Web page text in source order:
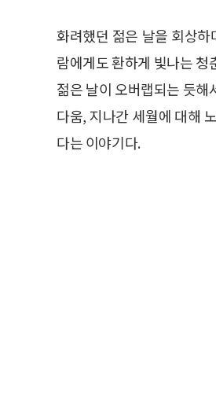
화려했던 젊은 날을 회상하
람에게도 환하게 빛나는 청
젊은 날이 오버랩되는 듯해
다움, 지나간 세월에 대해
다는 이야기다.